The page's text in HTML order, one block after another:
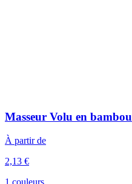
Masseur Volu en bambou
À partir de
2,13 €
1 couleurs